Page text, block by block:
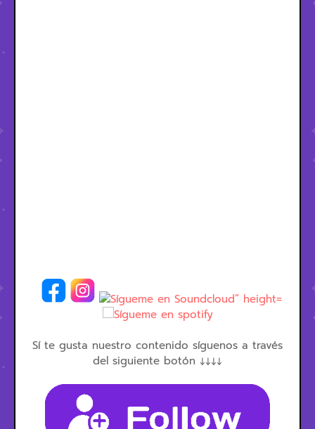
Sí te gusta nuestro contenido síguenos a través
del siguiente botón ↓↓↓↓